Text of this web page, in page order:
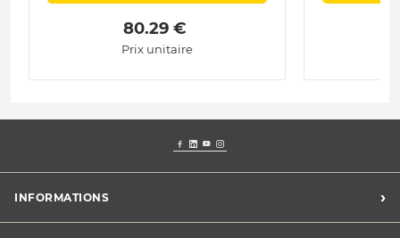
80.29 €
Prix unitaire
INFORMATIONS ›